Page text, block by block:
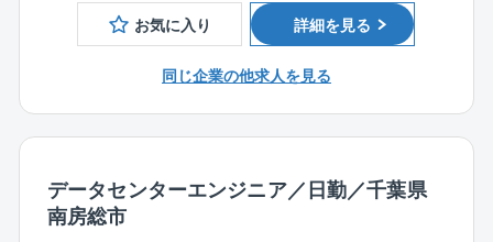
今後も積極的な事業展開をしていく方針の同社にて、
これまでの基地局工事での管理職経験を活かし、ステ
ップアップされたい方、新しい5Gのエリア拡大を一緒
域2か月に1度程度
【具体的な業務】
下記のいずれかを担当（複数あり）
・プロジェクトの目標とスコープを明確にし、予
算、リソース、スケジュールなどのプロジェクトの基
本計画を立てプロジェクトの進捗を監視
促進しステークホルダーとの効果的なコミュニケーシ
ョンを確保
【歓迎】※以下いずれかの経験、条件をお持ちの方
・各種施工監理技士(電気通信工事、電気工事、内装仕
上げ工事、管工事等)をお持ちの方
験をお持ちの方
・対エンドユーザー向かいの大規模プロジェクトマネ
ジメントの経験をお持ちの方
お気に入り 詳細を見る
同じ企業の他求人を見る
データセンターエンジニア／日勤／千葉県
南房総市